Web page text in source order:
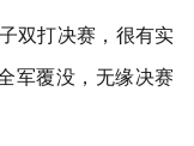
双打决赛，很有实
军覆没，无缘决赛